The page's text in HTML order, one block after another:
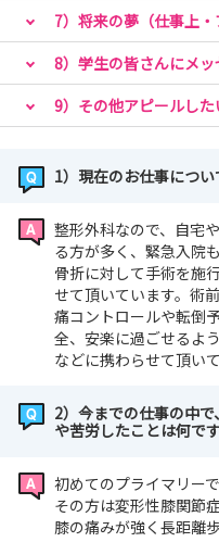
7）将来の夢（仕事上
8）学生の皆さんにメ
9）その他アピールし
1）現在のお仕事につ
整形外科なので、自宅
る方が多く、緊急入院
骨折に対して手術を施
せて頂いています。術
痛コントロールや転倒
全、安楽に過ごせるよ
などに携わらせて頂いて
2）今までの仕事の中
や苦労したことは何で
初めてのプライマリー
その方は変形性膝関節
膝の痛みが強く長距離